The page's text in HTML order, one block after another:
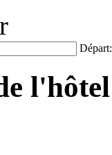
Départ:
l'hôtel